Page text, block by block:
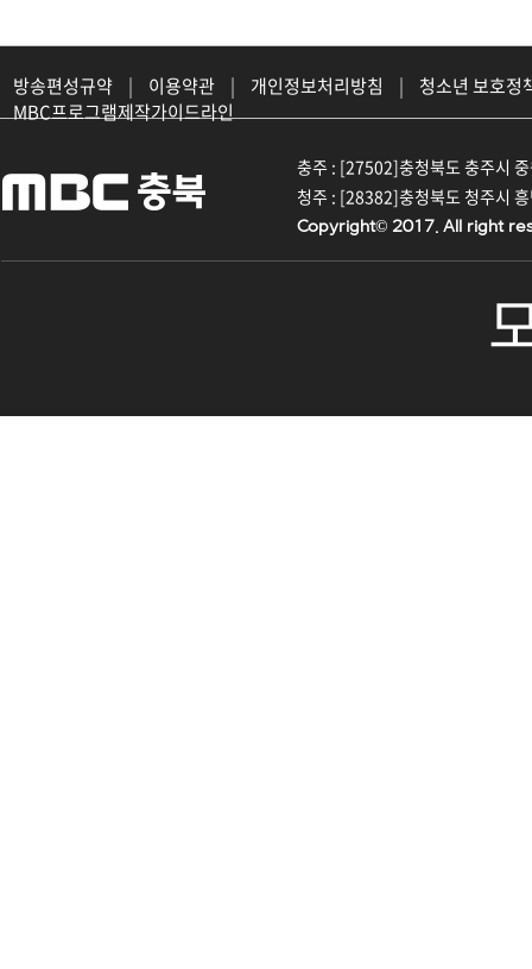
방송편성규약 | 이용약관 | 개인정보처리방침 |
청소년 보호정
MBC프로그램제작가이드라인
충주 : [27502]충청북도 충주시
청주 : [28382]충청북도 청주시
Copyright© 2017. All right